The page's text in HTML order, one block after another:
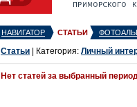
НАВИГАТОР СТАТЬИ
Статьи | Категория: Личный
Нет статей за выбранный